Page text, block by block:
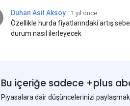
Duhan Asil Aksoy 1 yıl önce
Özellikle hurda fiyatlarındaki artış
durum nasıl ilerleyecek
Bu içeriğe sadece +plus
Piyasalara dair düşüncelerinizi